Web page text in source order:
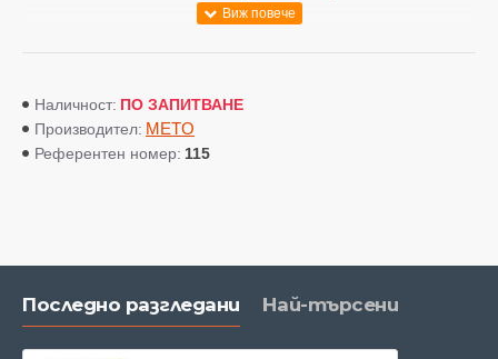
Наличност: ПО ЗАПИТВАНЕ
Производител: METO
Референтен номер: 115
Последно разгледани Най-търсени